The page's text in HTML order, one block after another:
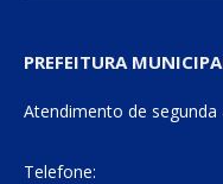
PREFEITURA
Atendimento de segunda
Telefone: